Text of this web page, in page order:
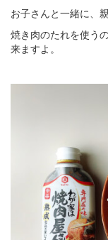
お子さんと一緒に、
焼き肉のたれを使う
来ますよ。